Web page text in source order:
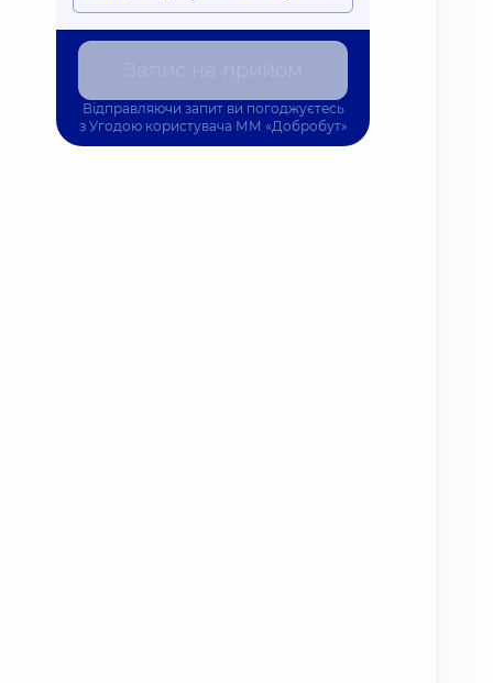
Відправляючи запит ви погоджуєтесь
з Угодою користувача ММ «Добробут»